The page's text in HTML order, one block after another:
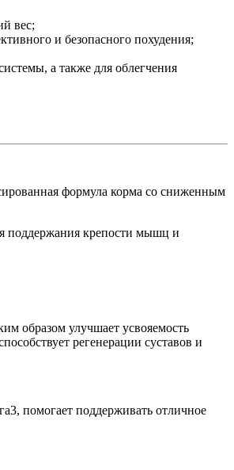
вес;
и безопасного похудения;
а также для облегчения
формула корма со сниженным
поддержания крепости мышц и
образом улучшает усвояемость
регенерации суставов и
помогает поддерживать отличное